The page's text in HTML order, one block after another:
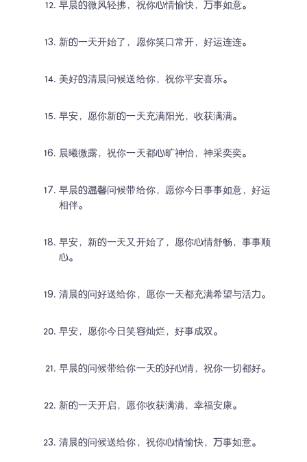
早晨的微风轻拂，祝你心情愉快，万事如意。
新的一天开始了，愿你笑口常开，好运连连。
美好的清晨问候送给你，祝你平安喜乐。
早安，愿你新的一天充满阳光，收获满满。
晨曦微露，祝你一天都心旷神怡，神采奕奕。
早晨的温馨问候带给你，愿你今日事事如意，好运
相伴。
早安，新的一天又开始了，愿你心情舒畅，事事顺
心。
清晨的问好送给你，愿你一天都充满希望与活力。
早安，愿你今日笑容灿烂，好事成双。
早晨的问候带给你一天的好心情，祝你一切都好。
新的一天开启，愿你收获满满，幸福安康。
清晨的问候送给你，祝你心情愉快，万事如意。